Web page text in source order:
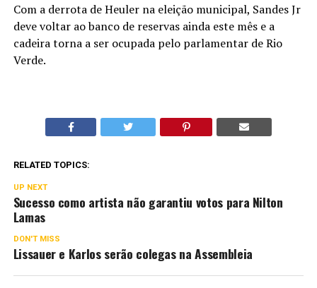
Com a derrota de Heuler na eleição municipal, Sandes Jr
deve voltar ao banco de reservas ainda este mês e a
cadeira torna a ser ocupada pelo parlamentar de Rio
Verde.
RELATED TOPICS:
UP NEXT
Sucesso como artista não garantiu votos para Nilton
Lamas
DON'T MISS
Lissauer e Karlos serão colegas na Assembleia